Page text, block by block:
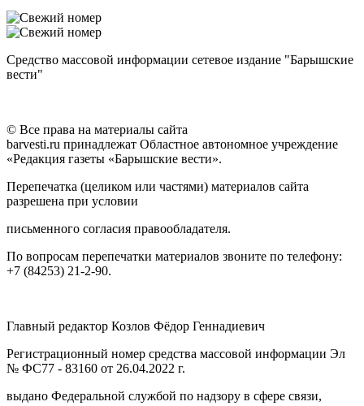
Средство массовой информации сетевое издание "Барышские
вести"
© Все права на материалы сайта
barvesti.ru принадлежат Областное автономное учреждение
«Редакция газеты «Барышские вести».
Перепечатка (целиком или частями) материалов сайта
разрешена при условии
письменного согласия правообладателя.
По вопросам перепечатки материалов звоните по телефону:
+7 (84253) 21-2-90.
Главный редактор Козлов Фёдор Геннадиевич
Регистрационный номер средства массовой информации Эл
№ ФС77 - 83160 от 26.04.2022 г.
выдано Федеральной службой по надзору в сфере связи,